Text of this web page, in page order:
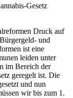
Gesetz
Druck auf
und
ist eine
leiden unter
im Bereich der
geregelt ist. Die
und nun
wir bis zum 1.